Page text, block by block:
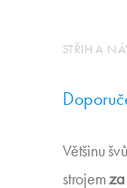
STŘIH A
Většinu
strojemza